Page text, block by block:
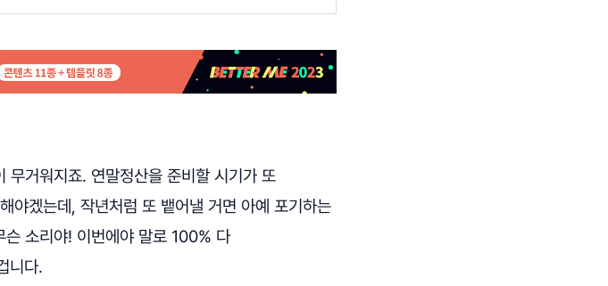
무거워지죠. 연말정산을 준비할 시기가 또
야겠는데, 작년처럼 또 뱉어낼 거면 아예 포기하는
소리야! 이번에야 말로 100% 다
니다.